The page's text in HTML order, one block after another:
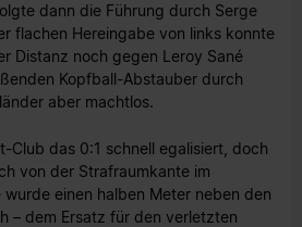
dann die Führung durch Serge
flachen Hereingabe von links konnte
Distanz noch gegen Leroy Sané
Kopfball-Abstauber durch
aber machtlos.
Club das 0:1 schnell egalisiert, doch
von der Strafraumkante im
wurde einen halben Meter neben den
– dem Ersatz für den verletzten